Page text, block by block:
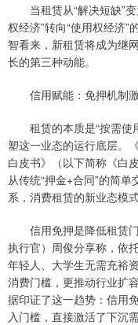
当租赁从“解决短缺”变
权经济”转向“使用权经济
智看来，新租赁将成为继
长的第三种动能。
信用赋能：免押机制
租赁的本质是“按需使
塑这一业态的运行底层。
白皮书》（以下简称《白
从传统“押金+合同”的简
系，消费租赁的新业态模式
信用免押是降低租赁门
执行官）周俊分享称，依
年轻人、大学生无需充裕
消费门槛，更推动行业扩
据印证了这一趋势：信用
入门槛，直接激活了下沉需